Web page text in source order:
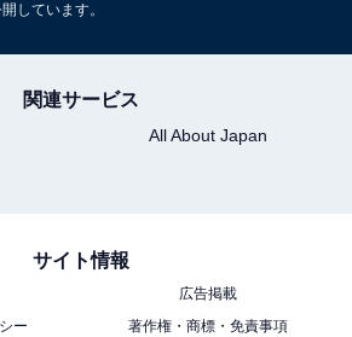
円）
しています。
関連サービス
All About Japan
サイト情報
広告掲載
ー
著作権・商標・免責事項